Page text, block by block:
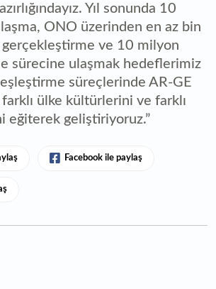
Yıl sonunda 10
ONO üzerinden en az bin
ve 10 milyon
sürecine ulaşmak hedeflerimiz
eşleştirme süreçlerinde AR-GE
farklı ülke kültürlerini ve farklı
eğiterek geliştiriyoruz.”
Facebook ile paylaş